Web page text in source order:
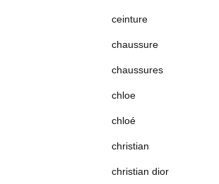
ceinture
chaussure
chaussures
chloe
chloé
christian
christian dior